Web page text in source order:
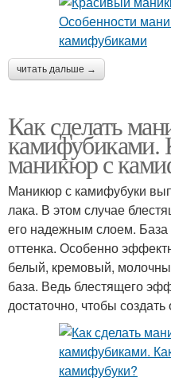
читать дальше →
Как сделать
камифубиками.
маникюр с
Маникюр с камифубуки
лака. В этом случае
его надежным слоем.
оттенка. Особенно
белый, кремовый,
база. Ведь блестящего
достаточно, чтобы